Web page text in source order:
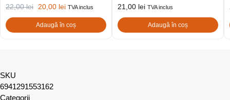
22,00lei 20,00 lei TVA inclus
Adaugă în coș
21,00 lei TVA inclus
Adaugă în coș
SKU
6941291553162
Categorii